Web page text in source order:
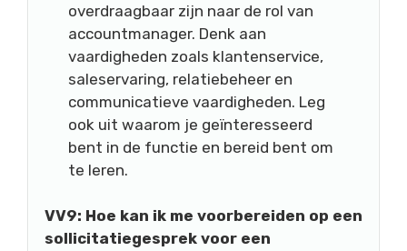
overdraagbaar zijn naar de rol van
accountmanager. Denk aan
vaardigheden zoals klantenservice,
saleservaring, relatiebeheer en
communicatieve vaardigheden. Leg
ook uit waarom je geïnteresseerd
bent in de functie en bereid bent om
te leren.
VV9: Hoe kan ik me voorbereiden op een
sollicitatiegesprek voor een